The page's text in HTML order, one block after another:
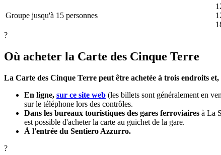
Groupe jusqu'à 15 personnes
?
Où acheter la Carte des Cinque Terre
La Carte des Cinque Terre peut être achetée à trois endroits et,
En ligne, sur ce site web (les billets sont généralement en
sur le téléphone lors des contrôles.
Dans les bureaux touristiques des gares ferroviaires à La
est possible d'acheter la carte au guichet de la gare.
À l'entrée du Sentiero Azzurro.
?